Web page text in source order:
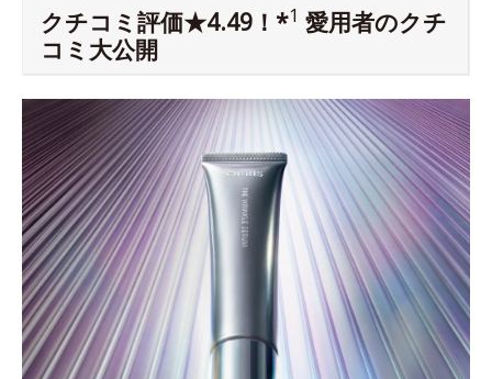
クチコミ評価★4.49！*1 愛用者のクチ
コミ大公開